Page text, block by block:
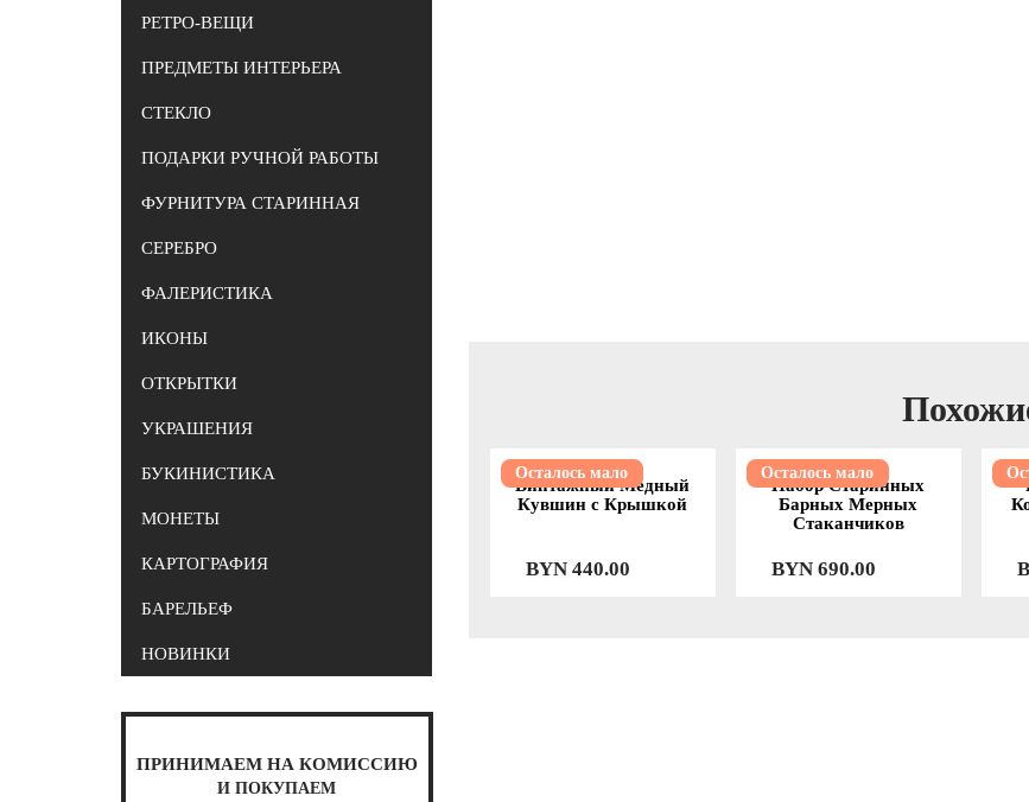
РЕТРО-ВЕЩИ
ПРЕДМЕТЫ ИНТЕРЬЕРА
СТЕКЛО
ПОДАРКИ РУЧНОЙ РАБОТЫ
ФУРНИТУРА СТАРИННАЯ
СЕРЕБРО
ФАЛЕРИСТИКА
ИКОНЫ
ОТКРЫТКИ
УКРАШЕНИЯ
БУКИНИСТИКА
МОНЕТЫ
КАРТОГРАФИЯ
БАРЕЛЬЕФ
НОВИНКИ
ПРИНИМАЕМ НА КОМИССИЮ
И ПОКУПАЕМ
Осталось мало
Винтажный Медный
Кувшин с Крышкой
BYN440.00
Осталось мало
Набор Старинных
Барных Мерных
Стаканчиков
BYN690.00